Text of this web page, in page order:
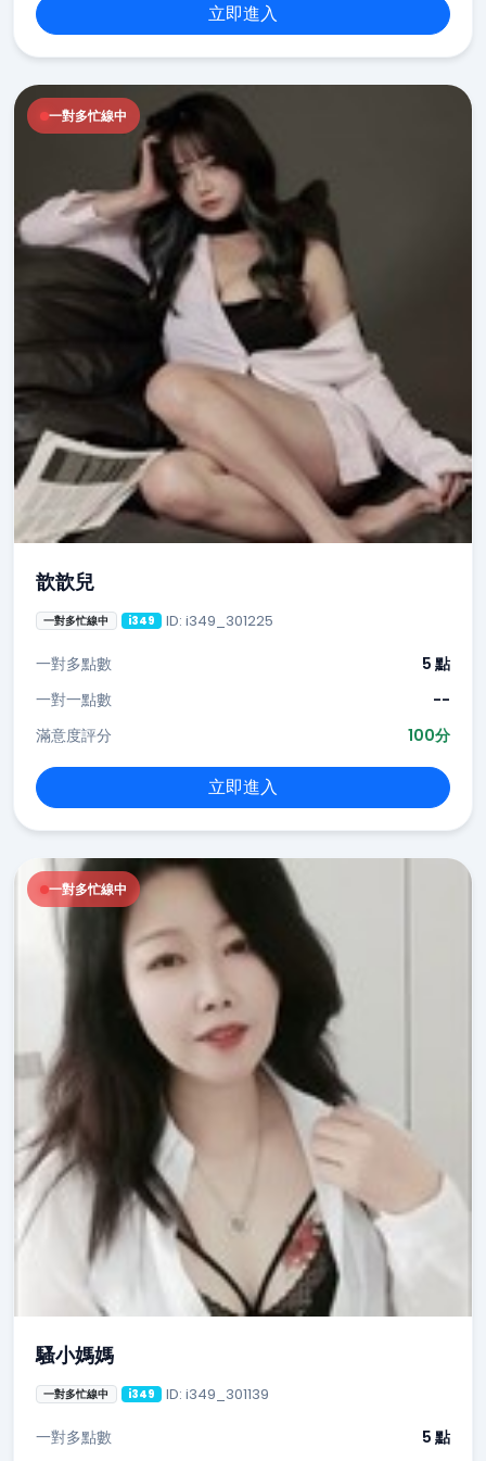
立即進入
一對多忙線中
歆歆兒
一對多忙線中 i349 ID: i349_301225
一對多點數
5 點
一對一點數
--
滿意度評分
100分
立即進入
一對多忙線中
騷小媽媽
一對多忙線中 i349 ID: i349_301139
一對多點數 5 點